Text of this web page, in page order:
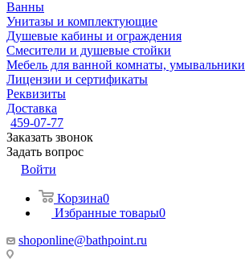
Ванны
Унитазы и комплектующие
Душевые кабины и ограждения
Смесители и душевые стойки
Мебель для ванной комнаты, умывальники
Лицензии и сертификаты
Реквизиты
Доставка
459-07-77
Заказать звонок
Задать вопрос
Войти
Корзина0
Избранные товары0
shoponline@bathpoint.ru